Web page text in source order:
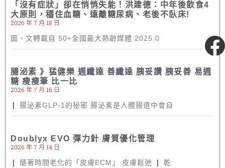
「沒有症狀」卻在悄悄失能！洪建德：中年後飲食4
大原則，穩住血糖、遠離糖尿病、老後不臥床!
2026 年 7 月 18 日
圖、文轉載自 50+全國最大熟齡媒體 2025.0
腸泌素 》猛健樂 週纖達 善纖達 胰妥讚 胰妥善 易週
糖 瘦瘦筆 比一比
2026 年 7 月 16 日
❙ 腸泌素GLP-1的秘密 腸泌素是人體腸道中會自
Doublyx EVO 彈力針 膚質優化管理
2026 年 7 月 14 日
❙ 隨著時間老化的「皮膚ECM」 皮膚鬆弛 ❙ 乾
粉絲專頁